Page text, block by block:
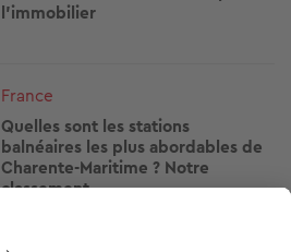
l'immobilier
France
Quelles sont les stations
balnéaires les plus abordables de
Charente-Maritime ? Notre
classement